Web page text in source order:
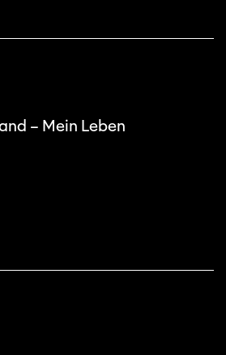
– Mein Leben